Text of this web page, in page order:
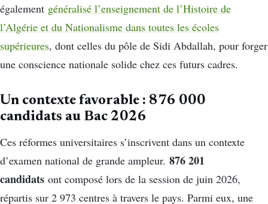
également généralisé l’enseignement de l’Histoire de
l’Algérie et du Nationalisme dans toutes les écoles
supérieures, dont celles du pôle de Sidi Abdallah, pour forger
une conscience nationale solide chez ces futurs cadres.
Un contexte favorable : 876 000
candidats au Bac 2026
Ces réformes universitaires s’inscrivent dans un contexte
d’examen national de grande ampleur. 876 201
candidats ont composé lors de la session de juin 2026,
répartis sur 2 973 centres à travers le pays. Parmi eux, une